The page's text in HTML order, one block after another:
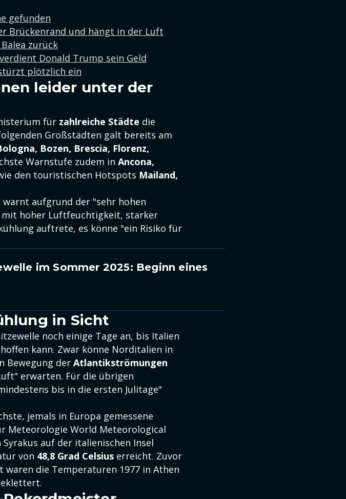
gefunden
Brückenrand und hängt in der Luft
zurück
Donald Trump sein Geld
plötzlich ein
leider unter der
für zahlreiche Städte die
Großstädten galt bereits am
Bozen, Brescia, Florenz,
Warnstufe zudem in Ancona,
den touristischen Hotspots Mailand,
aufgrund der "sehr hohen
hoher Luftfeuchtigkeit, starker
auftrete, es könne "ein Risiko für
im Sommer 2025: Beginn eines
in Sicht
noch einige Tage an, bis Italien
kann. Zwar könne Norditalien in
Bewegung der Atlantikströmungen
erwarten. Für die übrigen
bis in die ersten Julitage"
jemals in Europa gemessene
Meteorologie World Meteorological
auf der italienischen Insel
von 48,8 Grad Celsius erreicht. Zuvor
waren die Temperaturen 1977 in Athen